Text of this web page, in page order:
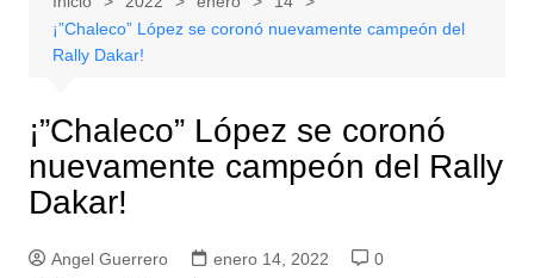
¡”Chaleco” López se coronó nuevamente campeón del
Rally Dakar!
¡”Chaleco” López se coronó
nuevamente campeón del Rally
Dakar!
Angel Guerrero enero 14, 2022
0